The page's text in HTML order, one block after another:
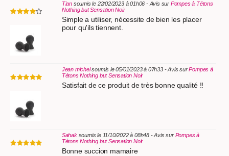
Tiansoumis le 22/02/2023 à 01h06 - Avis sur Pompes à Tétons
Nothing but Sensation Noir
Simple a utiliser, nécessite de bien les placer
pour qu'ils tiennent.
Jean michelsoumis le 05/01/2023 à 07h33 - Avis surPompes à
Tétons Nothing but Sensation Noir
Satisfait de ce produit de très bonne qualité !!
Sahaksoumis le 11/10/2022 à 08h48 - Avis sur Pompes à
Tétons Nothing but Sensation Noir
Bonne succion mamaire